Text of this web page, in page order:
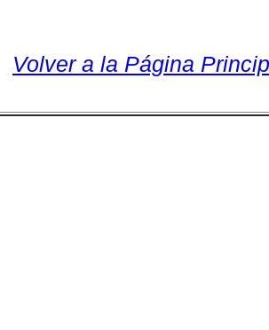
Volver a la Página